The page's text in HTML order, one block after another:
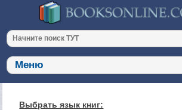
Выбрать язык книг: